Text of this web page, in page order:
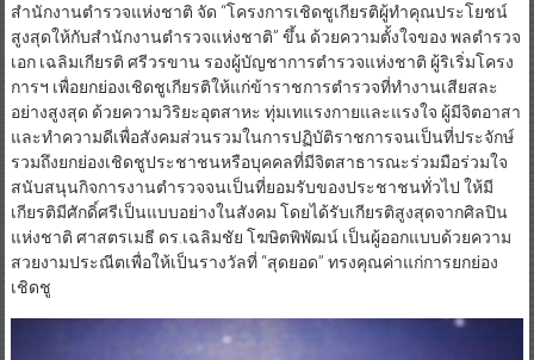
สำนักงานตำรวจแห่งชาติ จัด “โครงการเชิดชูเกียรติผู้ทำคุณประโยชน์
สูงสุดให้กับสำนักงานตำรวจแห่งชาติ” ขึ้น ด้วยความตั้งใจของ พลตำรวจ
เอก เฉลิมเกียรติ ศรีวรขาน รองผู้บัญชาการตำรวจแห่งชาติ ผู้ริเริ่มโครง
การฯ เพื่อยกย่องเชิดชูเกียรติให้แก่ข้าราชการตำรวจที่ทำงานเสียสละ
อย่างสูงสุด ด้วยความวิริยะอุตสาหะ ทุ่มเทแรงกายและแรงใจ ผู้มีจิตอาสา
และทำความดีเพื่อสังคมส่วนรวมในการปฏิบัติราชการจนเป็นที่ประจักษ์
รวมถึงยกย่องเชิดชูประชาชนหรือบุคคลที่มีจิตสาธารณะร่วมมือร่วมใจ
สนับสนุนกิจการงานตำรวจจนเป็นที่ยอมรับของประชาชนทั่วไป ให้มี
เกียรติมีศักดิ์ศรีเป็นแบบอย่างในสังคม โดยได้รับเกียรติสูงสุดจากศิลปิน
แห่งชาติ ศาสตรเมธี ดร.เฉลิมชัย โฆษิตพิพัฒน์ เป็นผู้ออกแบบด้วยความ
สวยงามประณีตเพื่อให้เป็นรางวัลที่ “สุดยอด” ทรงคุณค่าแก่การยกย่อง
เชิดชู